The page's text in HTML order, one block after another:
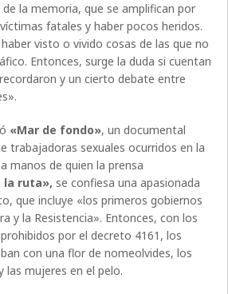
la memoria, que se amplifican por
fatales y haber pocos heridos.
visto o vivido cosas de las que no
Entonces, surge la duda si cuentan
y un cierto debate entre
«Mar de fondo», un documental
trabajadoras sexuales ocurridos en la
manos de quien la prensa
la ruta», se confiesa una apasionada
que incluye «los primeros gobiernos
y la Resistencia». Entonces, con los
por el decreto 4161, los
con una flor de nomeolvides, los
las mujeres en el pelo.